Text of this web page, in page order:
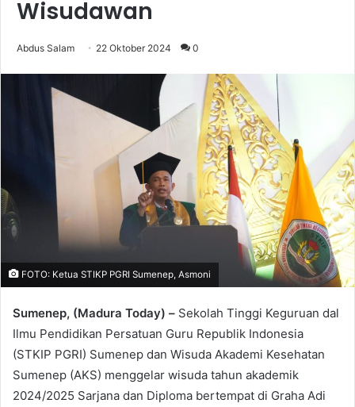
Wisudawan
Abdus Salam 22 Oktober 2024 0
FOTO: Ketua STIKP PGRI Sumenep, Asmoni
Sumenep, (Madura Today) – Sekolah Tinggi Keguruan dal
Ilmu Pendidikan Persatuan Guru Republik Indonesia
(STKIP PGRI) Sumenep dan Wisuda Akademi Kesehatan
Sumenep (AKS) menggelar wisuda tahun akademik
2024/2025 Sarjana dan Diploma bertempat di Graha Adi